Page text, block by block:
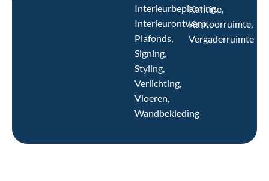
Interieurbeplanting,
Interieurontwerp,
Plafonds,
Signing,
Styling,
Verlichting,
Vloeren,
Wandbekleding
Kantine,
Kantoorruimte,
Vergaderruimte